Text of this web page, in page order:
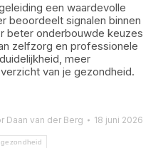
een waardevolle
beoordeelt signalen binnen
beter onderbouwde keuzes
zelfzorg en professionele
meer
van je gezondheid.
Daan van der Berg 18 juni 2026
gezondheid